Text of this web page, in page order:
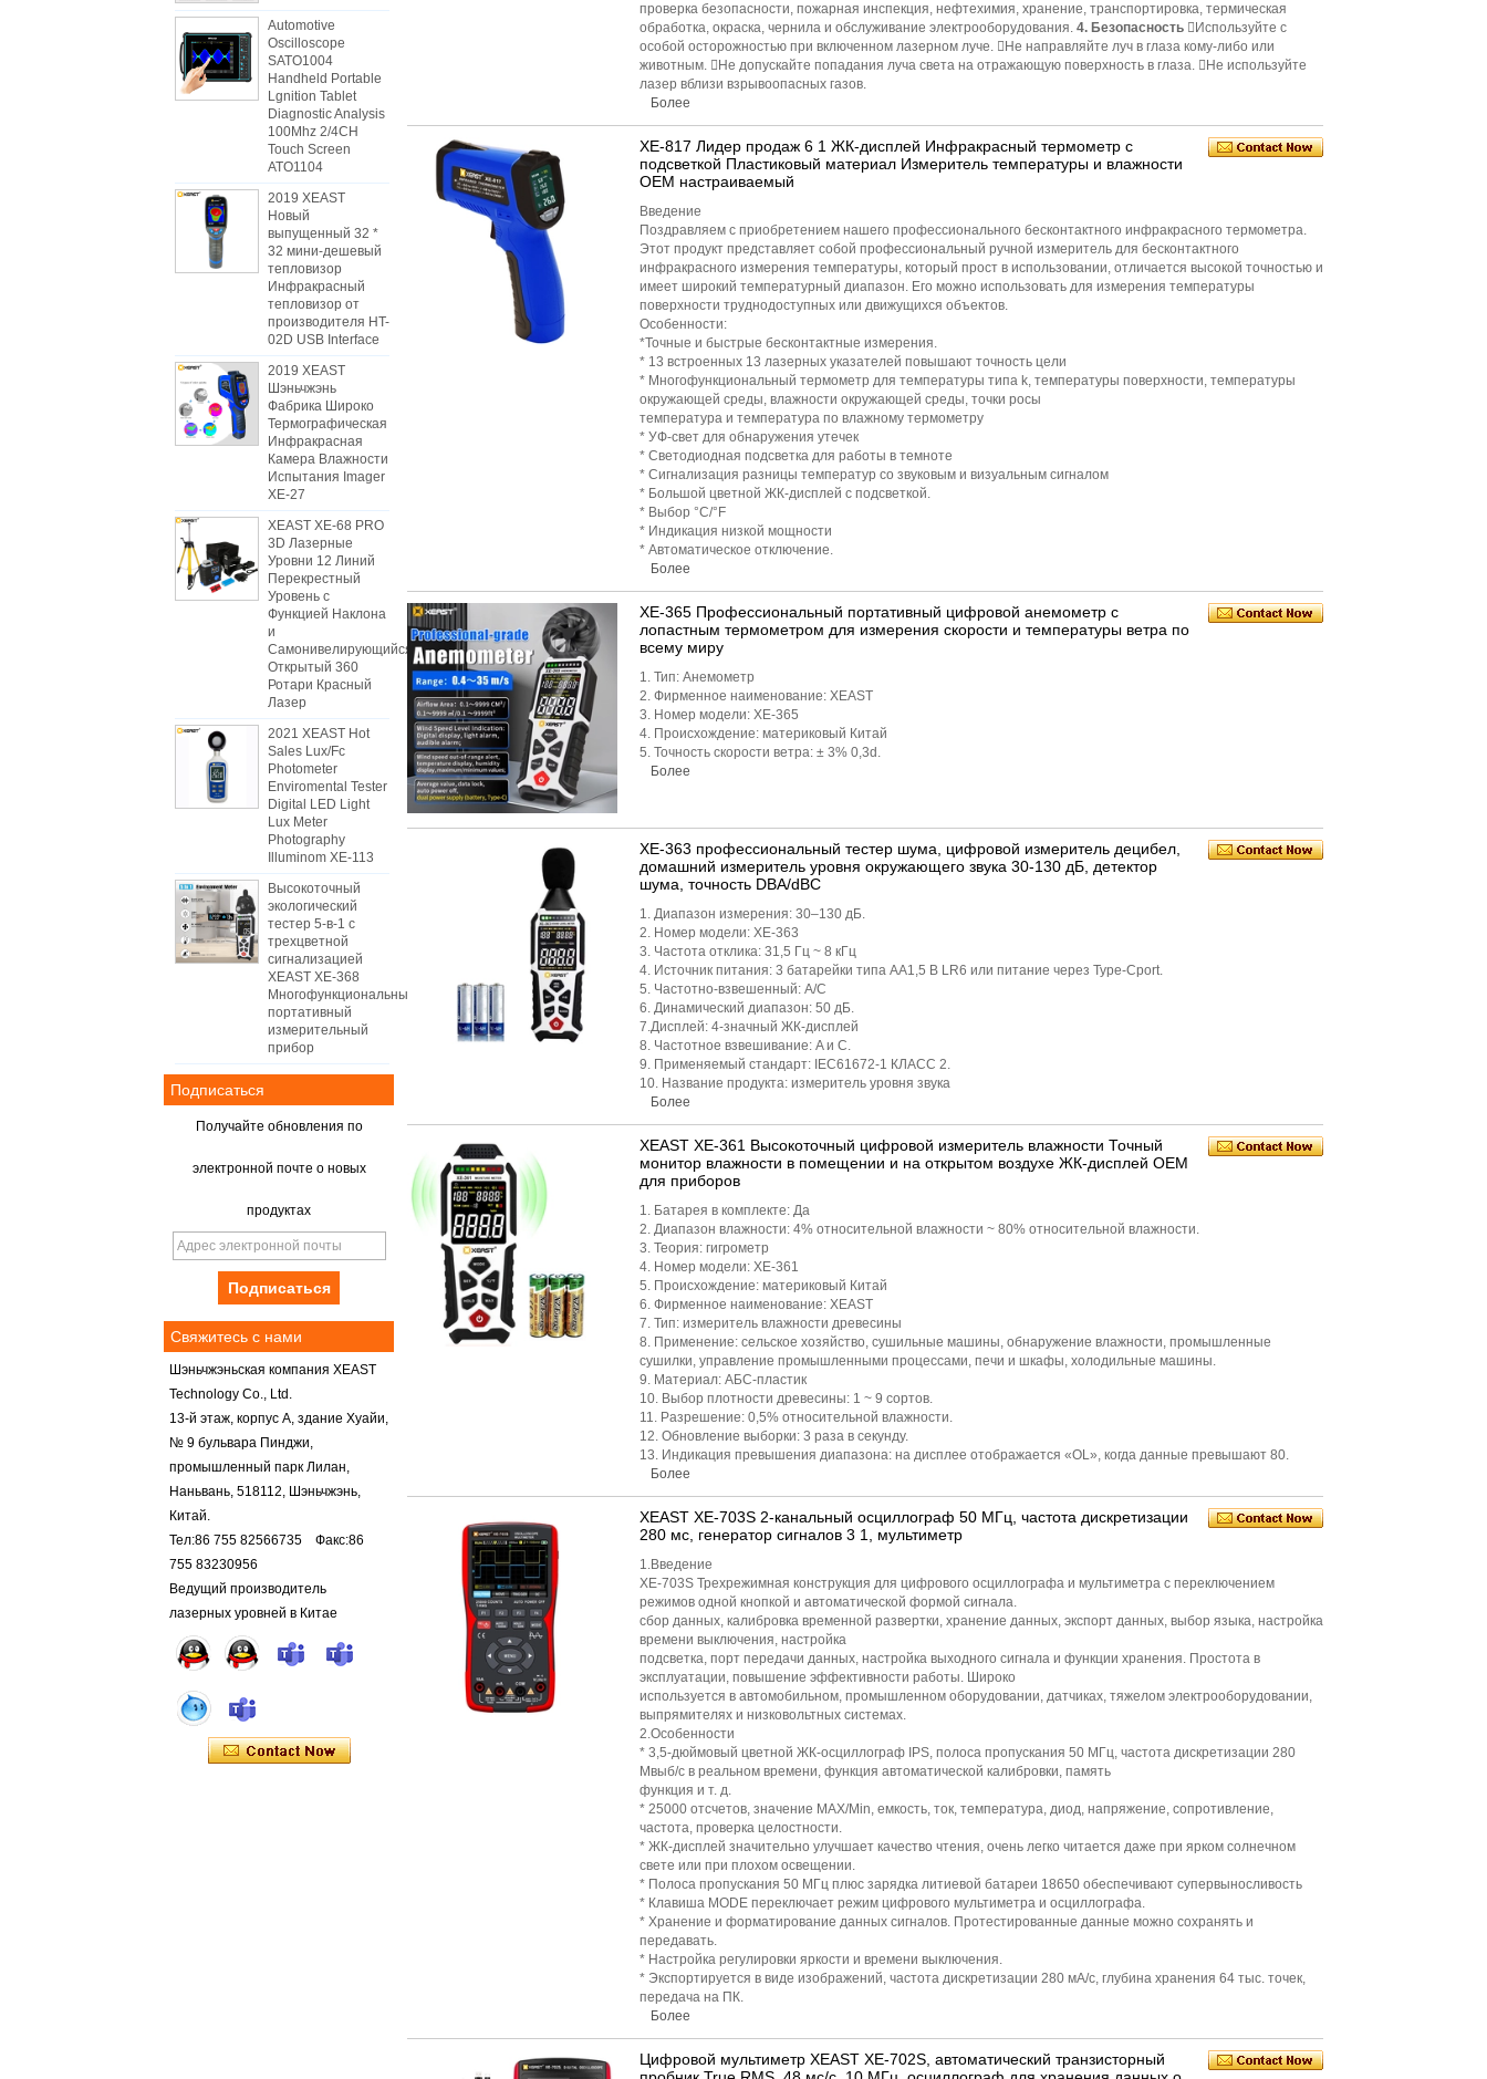
Automotive
Oscilloscope
SATO1004
Handheld Portable
Lgnition Tablet
Diagnostic Analysis
100Mhz 2/4CH
Touch Screen
ATO1104
2019 XEAST
Новый
выпущенный 32 *
32 мини-дешевый
тепловизор
Инфракрасный
тепловизор от
производителя HT-
02D USB Interface
2019 XEAST
Шэньчжэнь
Фабрика Широко
Термографическая
Инфракрасная
Камера Влажности
Испытания Imager
XE-27
XEAST XE-68 PRO
3D Лазерные
Уровни 12 Линий
Перекрестный
Уровень с
Функцией Наклона
и
Самонивелирующийся
Открытый 360
Ротари Красный
Лазер
2021 XEAST Hot
Sales Lux/Fc
Photometer
Enviromental Tester
Digital LED Light
Lux Meter
Photography
Illuminom XE-113
Высокоточный
экологический
тестер 5-в-1 с
трехцветной
сигнализацией
XEAST XE-368
Многофункциональный
портативный
измерительный
прибор
Подписаться
Получайте обновления по
электронной почте о новых
продуктах
Свяжитесь с нами
Шэньчжэньская компания XEAST
Technology Co., Ltd.
13-й этаж, корпус А, здание Хуайи,
№ 9 бульвара Пинджи,
промышленный парк Лилан,
Наньвань, 518112, Шэньчжэнь,
Китай.
Тел:86 755 82566735 Факс:86
755 83230956
Ведущий производитель
лазерных уровней в Китае
проверка безопасности, пожарная инспекция, нефтехимия, хранение, транспортировка, термическая
обработка, окраска, чернила и обслуживание электрооборудования. 4. Безопасность Используйте с
особой осторожностью при включенном лазерном луче. Не направляйте луч в глаза кому-либо или
животным. Не допускайте попадания луча света на отражающую поверхность в глаза. Не используйте
лазер вблизи взрывоопасных газов.
Более
XE-817 Лидер продаж 6 1 ЖК-дисплей Инфракрасный термометр с
подсветкой Пластиковый материал Измеритель температуры и влажности
OEM настраиваемый
Введение
Поздравляем с приобретением нашего профессионального бесконтактного инфракрасного термометра.
Этот продукт представляет собой профессиональный ручной измеритель для бесконтактного
инфракрасного измерения температуры, который прост в использовании, отличается высокой точностью и
имеет широкий температурный диапазон. Его можно использовать для измерения температуры
поверхности труднодоступных или движущихся объектов.
Особенности:
*Точные и быстрые бесконтактные измерения.
* 13 встроенных 13 лазерных указателей повышают точность цели
* Многофункциональный термометр для температуры типа k, температуры поверхности, температуры
окружающей среды, влажности окружающей среды, точки росы
температура и температура по влажному термометру
* УФ-свет для обнаружения утечек
* Светодиодная подсветка для работы в темноте
* Сигнализация разницы температур со звуковым и визуальным сигналом
* Большой цветной ЖК-дисплей с подсветкой.
* Выбор °C/°F
* Индикация низкой мощности
* Автоматическое отключение.
Более
XE-365 Профессиональный портативный цифровой анемометр с
лопастным термометром для измерения скорости и температуры ветра по
всему миру
1. Тип: Анемометр
2. Фирменное наименование: XEAST
3. Номер модели: XE-365
4. Происхождение: материковый Китай
5. Точность скорости ветра: ± 3% 0,3d.
Более
XE-363 профессиональный тестер шума, цифровой измеритель децибел,
домашний измеритель уровня окружающего звука 30-130 дБ, детектор
шума, точность DBA/dBC
1. Диапазон измерения: 30–130 дБ.
2. Номер модели: XE-363
3. Частота отклика: 31,5 Гц ~ 8 кГц
4. Источник питания: 3 батарейки типа AA1,5 В LR6 или питание через Type-Cport.
5. Частотно-взвешенный: A/C
6. Динамический диапазон: 50 дБ.
7.Дисплей: 4-значный ЖК-дисплей
8. Частотное взвешивание: A и C.
9. Применяемый стандарт: IEC61672-1 КЛАСС 2.
10. Название продукта: измеритель уровня звука
Более
XEAST XE-361 Высокоточный цифровой измеритель влажности Точный
монитор влажности в помещении и на открытом воздухе ЖК-дисплей OEM
для приборов
1. Батарея в комплекте: Да
2. Диапазон влажности: 4% относительной влажности ~ 80% относительной влажности.
3. Теория: гигрометр
4. Номер модели: XE-361
5. Происхождение: материковый Китай
6. Фирменное наименование: XEAST
7. Тип: измеритель влажности древесины
8. Применение: сельское хозяйство, сушильные машины, обнаружение влажности, промышленные
сушилки, управление промышленными процессами, печи и шкафы, холодильные машины.
9. Материал: АБС-пластик
10. Выбор плотности древесины: 1 ~ 9 сортов.
11. Разрешение: 0,5% относительной влажности.
12. Обновление выборки: 3 раза в секунду.
13. Индикация превышения диапазона: на дисплее отображается «OL», когда данные превышают 80.
Более
XEAST XE-703S 2-канальный осциллограф 50 МГц, частота дискретизации
280 мс, генератор сигналов 3 1, мультиметр
1.Введение
XE-703S Трехрежимная конструкция для цифрового осциллографа и мультиметра с переключением
режимов одной кнопкой и автоматической формой сигнала.
сбор данных, калибровка временной развертки, хранение данных, экспорт данных, выбор языка, настройка
времени выключения, настройка
подсветка, порт передачи данных, настройка выходного сигнала и функции хранения. Простота в
эксплуатации, повышение эффективности работы. Широко
используется в автомобильном, промышленном оборудовании, датчиках, тяжелом электрооборудовании,
выпрямителях и низковольтных системах.
2.Особенности
* 3,5-дюймовый цветной ЖК-осциллограф IPS, полоса пропускания 50 МГц, частота дискретизации 280
Мвыб/с в реальном времени, функция автоматической калибровки, память
функция и т. д.
* 25000 отсчетов, значение MAX/Min, емкость, ток, температура, диод, напряжение, сопротивление,
частота, проверка целостности.
* ЖК-дисплей значительно улучшает качество чтения, очень легко читается даже при ярком солнечном
свете или при плохом освещении.
* Полоса пропускания 50 МГц плюс зарядка литиевой батареи 18650 обеспечивают супервыносливость
* Клавиша MODE переключает режим цифрового мультиметра и осциллографа.
* Хранение и форматирование данных сигналов. Протестированные данные можно сохранять и
передавать.
* Настройка регулировки яркости и времени выключения.
* Экспортируется в виде изображений, частота дискретизации 280 мА/с, глубина хранения 64 тыс. точек,
передача на ПК.
Более
Цифровой мультиметр XEAST XE-702S, автоматический транзисторный